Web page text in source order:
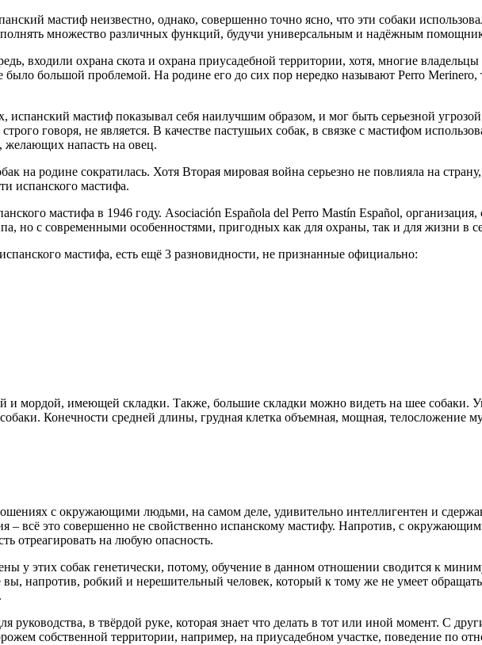
мастиф неизвестно, однако, совершенно точно ясно, что эти собаки
множество различных функций, будучи универсальным и надёжным
входили охрана скота и охрана приусадебной территории, хотя, многие
было большой проблемой. На родине его до сих пор нередко называют Perro
мастиф показывал себя наилучшим образом, и мог быть серьезной
говоря, не является. В качестве пастушьих собак, в связке с мастифом
напасть на овец.
на родине сократилась. Хотя Вторая мировая война серьезно не повлияла на
испанского мастифа.
мастифа в 1946 году. Asociación Española del Perro Mastín Español,
но с современными особенностями, пригодных как для охраны, так и для жизни в
мастифа, есть ещё 3 разновидности, не признанные официально:
и мордой, имеющей складки. Также, большие складки можно видеть на шее собаки.
Конечности средней длины, грудная клетка объемная, мощная, телосложение
с окружающими людьми, на самом деле, удивительно интеллигентен и
– всё это совершенно не свойственно испанскому мастифу. Напротив, с
отреагировать на любую опасность.
у этих собак генетически, потому, обучение в данном отношении сводится к
вы, напротив, робкий и нерешительный человек, который к тому же не умеет
руководства, в твёрдой руке, которая знает что делать в тот или иной момент. С
собственной территории, например, на приусадебном участке, поведение по